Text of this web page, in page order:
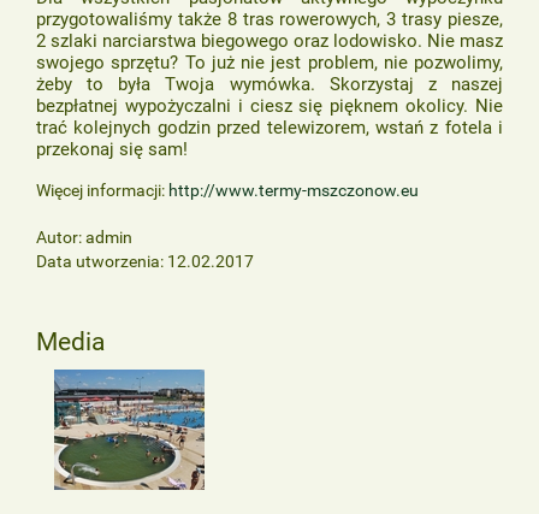
przygotowaliśmy także 8 tras rowerowych, 3 trasy piesze,
2 szlaki narciarstwa biegowego oraz lodowisko. Nie masz
swojego sprzętu? To już nie jest problem, nie pozwolimy,
żeby to była Twoja wymówka. Skorzystaj z naszej
bezpłatnej wypożyczalni i ciesz się pięknem okolicy. Nie
trać kolejnych godzin przed telewizorem, wstań z fotela i
przekonaj się sam!
Więcej informacji: http://www.termy-mszczonow.eu
Autor: admin
Data utworzenia: 12.02.2017
Media